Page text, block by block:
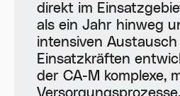
direkt im
als ein Jahr hinweg
intensiven
Einsatzkräften
der CA-M komplexe,